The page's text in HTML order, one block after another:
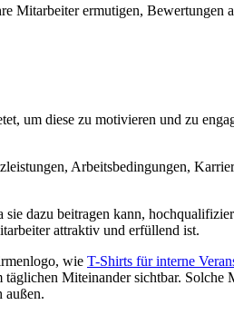
Mitarbeiter ermutigen, Bewertungen
um diese zu motivieren und zu
Arbeitsbedingungen,
dazu beitragen kann,
attraktiv und erfüllend ist.
wie T-Shirts für interne
Miteinander sichtbar. Solche
außen.